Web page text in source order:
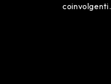
coinvolgenti.